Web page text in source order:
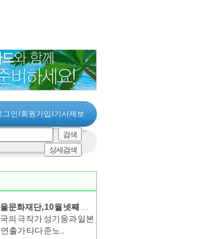
그인l회원가입l기사제보
검색
상세검색
서울문화재단, 10월 넷째 주 주간행사 소식
의 극작가 성기웅과 일본
연출가 타다 준노..